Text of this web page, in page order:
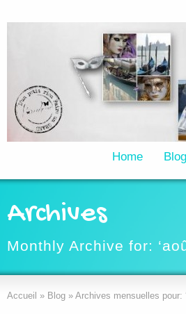
Home Blog
Archives
Monthly Archive for:
Accueil » Blog » Archives mensuelles pour: